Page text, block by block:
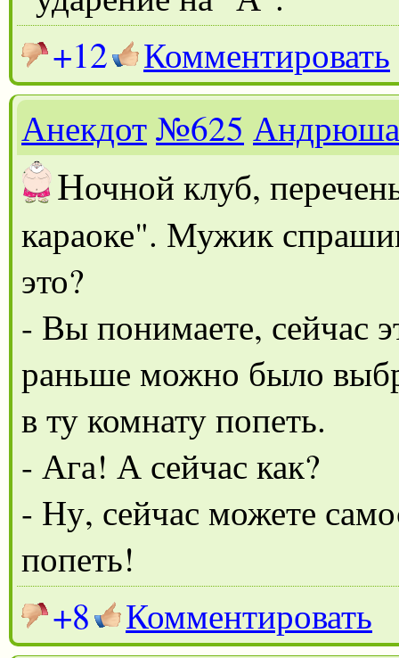
+12
Комментировать
Анекдот№625 Андрюша
Ночной клуб,
караоке". Мужик
это?
- Вы понимаете, сейчас
раньше можно было
в ту комнату попеть.
- Ага! А сейчас как?
- Ну, сейчас можете
попеть!
+8
Комментировать